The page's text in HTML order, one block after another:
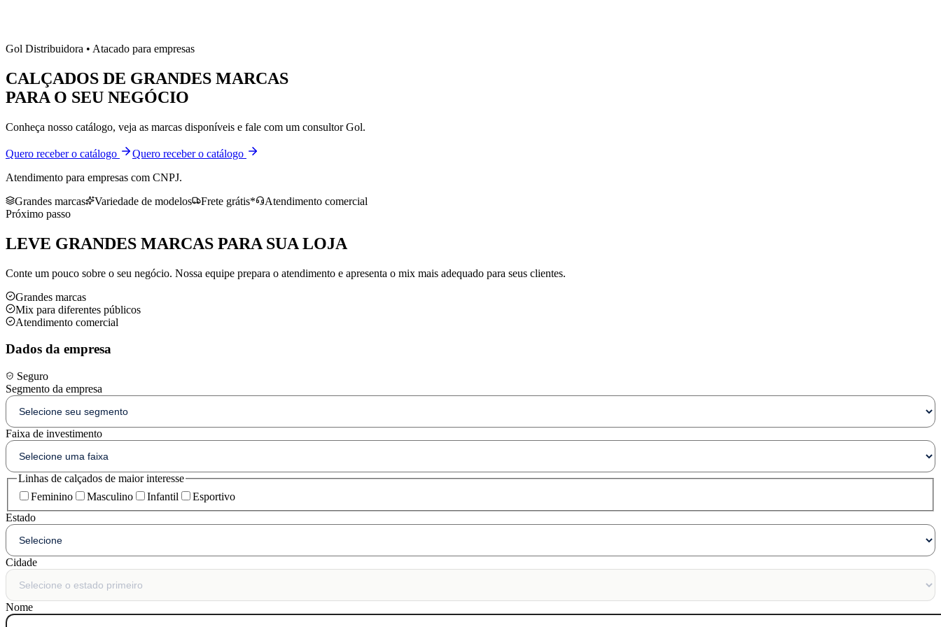
Gol Distribuidora • Atacado para empresas
CALÇADOS DE GRANDES MARCAS
PARA O SEU NEGÓCIO
Conheça nosso catálogo, veja as marcas disponíveis e fale com um consultor Gol.
Quero receber o catálogo
Quero receber o catálogo
Atendimento para empresas com CNPJ.
Grandes marcas
Variedade de modelos Frete grátis*
Atendimento comercial
Próximo passo
LEVE GRANDES MARCAS PARA SUA LOJA
Conte um pouco sobre o seu negócio. Nossa equipe prepara o atendimento e apresenta o mix mais adequado para seus clientes.
Grandes marcas
Mix para diferentes públicos
Atendimento comercial
Dados da empresa
Seguro
Segmento da empresa
Faixa de investimento
Linhas de calçados de maior interesse
Feminino
Masculino Infantil
Esportivo
Estado
Cidade
Nome